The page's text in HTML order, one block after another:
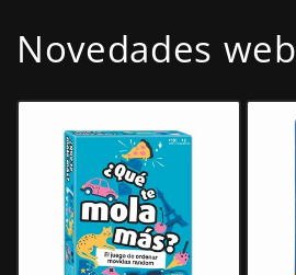
Novedades web